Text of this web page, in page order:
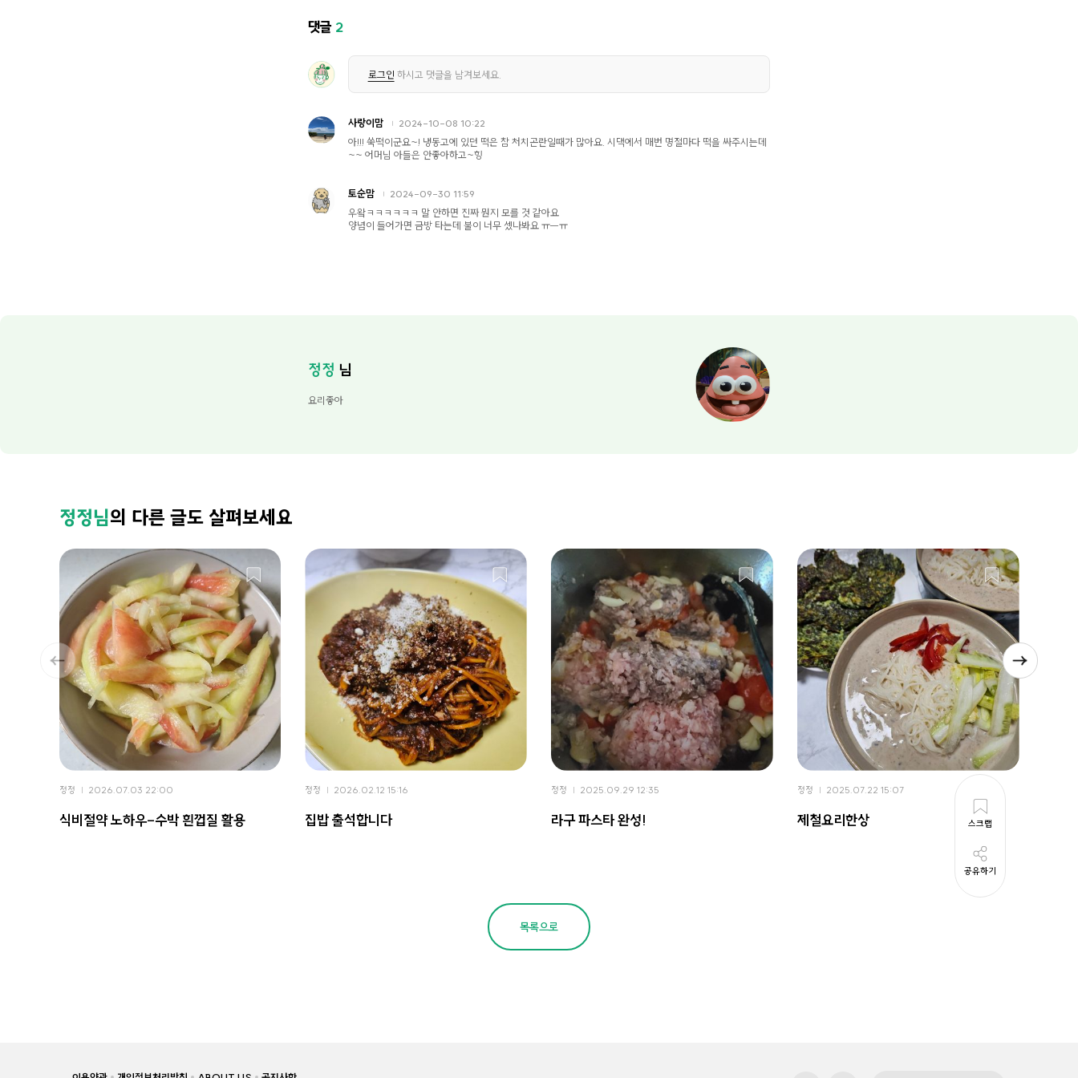
스크랩
공유하기
댓글 2
로그인 하시고 댓글을 남겨보세요.
사랑이맘 2024-10-08 10:22
아!!! 쑥떡이군요~! 냉동고에 있던 떡은 참 처치곤란일때가 많아요. 시댁에서 매번 명절마다 떡을 싸주시는데
~~ 어머님 아들은 안좋아하고~힝
토순맘 2024-09-30 11:59
우왘ㅋㅋㅋㅋㅋㅋ 말 안하면 진짜 뭔지 모를 것 같아요
양념이 들어가면 금방 타는데 불이 너무 셌나봐요 ㅠㅡㅠ
정정 님
요리좋아
정정님의 다른 글도 살펴보세요
정정 2026.07.03 22:00
식비절약 노하우-수박 흰껍질 활용
정정 2026.02.12 15:16
집밥 출석합니다
정정 2025.09.29 12:35
라구 파스타 완성!
정정 2025.07.22 15:07
제철요리한상
목록으로